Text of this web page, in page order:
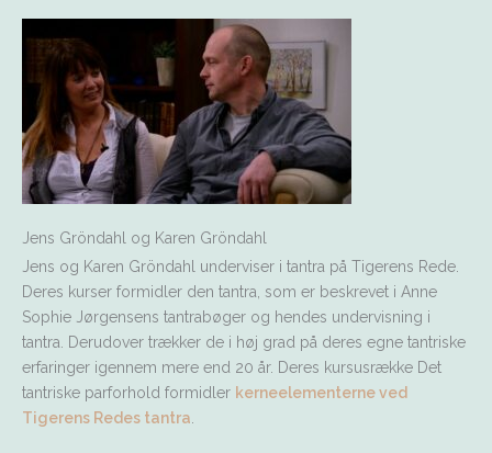
Jens Gröndahl og Karen Gröndahl
Jens og Karen Gröndahl underviser i tantra på Tigerens Rede.
Deres kurser formidler den tantra, som er beskrevet i Anne
Sophie Jørgensens tantrabøger og hendes undervisning i
tantra. Derudover trækker de i høj grad på deres egne tantriske
erfaringer igennem mere end 20 år. Deres kursusrække Det
tantriske parforhold formidler kerneelementerne ved
Tigerens Redes tantra.